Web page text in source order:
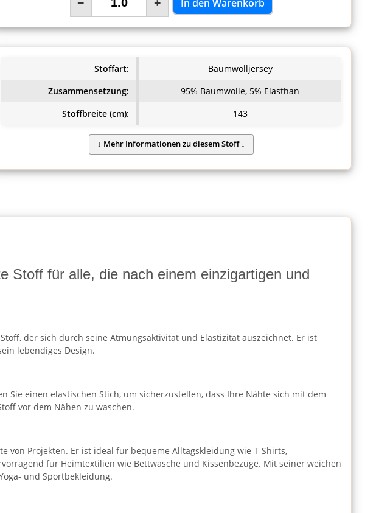
In den Warenkorb
Stoffart:
Baumwolljersey
Zusammensetzung:
95% Baumwolle, 5% Elasthan
Stoffbreite (cm):
143
Stoff für alle, die nach einem einzigartigen und
der sich durch seine Atmungsaktivität und Elastizität auszeichnet. Er ist
lebendiges Design.
Sie einen elastischen Stich, um sicherzustellen, dass Ihre Nähte sich mit dem
vor dem Nähen zu waschen.
Projekten. Er ist ideal für bequeme Alltagskleidung wie T-Shirts,
für Heimtextilien wie Bettwäsche und Kissenbezüge. Mit seiner weichen
und Sportbekleidung.